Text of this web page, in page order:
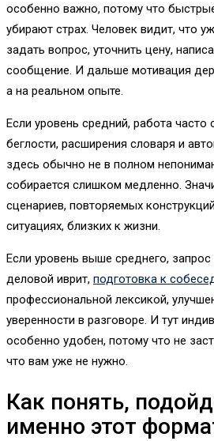
особенно важно, потому что
убирают страх. Человек видит, что
задать вопрос, уточнить цену,
сообщение. И дальше мотивация
а на реальном опыте.
Если уровень средний, работа часто
беглости, расширения словаря и
здесь обычно не в полном
собирается слишком медленно.
сценариев, повторяемых
ситуациях, близких к жизни.
Если уровень выше среднего,
деловой иврит, подготовка к
профессиональной лексикой,
уверенности в разговоре. И тут
особенно удобен, потому что не
что вам уже не нужно.
Как понять,
именно этот